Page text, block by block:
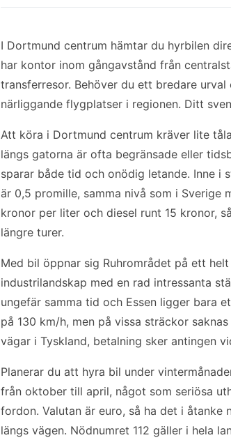
I Dortmund centrum hämtar du hyrbilen
har kontor inom gångavstånd från
transferresor. Behöver du ett bredare
närliggande flygplatser i regionen. Ditt
Att köra i Dortmund centrum kräver lite
längs gatorna är ofta begränsade eller
sparar både tid och onödig letande. Inne i
är 0,5 promille, samma nivå som i Sverige
kronor per liter och diesel runt 15 kronor,
längre turer.
Med bil öppnar sig Ruhrområdet på ett
industrilandskap med en rad intressanta
ungefär samma tid och Essen ligger bara
på 130 km/h, men på vissa sträckor
vägar i Tyskland, betalning sker antingen
Planerar du att hyra bil under
från oktober till april, något som seriösa
fordon. Valutan är euro, så ha det i
längs vägen. Nödnumret 112 gäller i hela